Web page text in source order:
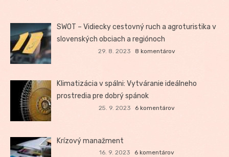
SWOT – Vidiecky cestovný ruch a agroturistika v
slovenských obciach a regiónoch
29. 8. 2023 8 komentárov
Klimatizácia v spálni: Vytváranie ideálneho
prostredia pre dobrý spánok
25. 9. 2023 6 komentárov
Krízový manažment
16. 9. 2023 6 komentárov